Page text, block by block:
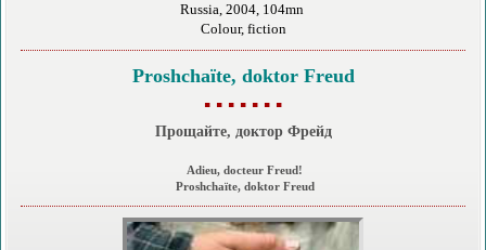
Russia, 2004, 104mn
Colour, fiction
Proshchaïte, doktor Freud
▪ ▪ ▪ ▪ ▪ ▪ ▪
Прощайте, доктор Фрейд
Adieu, docteur Freud!
Proshchaïte, doktor Freud